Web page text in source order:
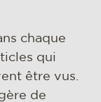
chaque
qui
être vus.
de